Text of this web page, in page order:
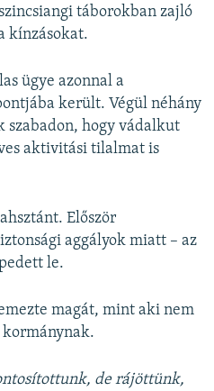
táborokban zajló
kínzásokat.
ügye azonnal a
került. Végül néhány
szabadon, hogy vádalkut
aktivitási tilalmat is
Először
aggályok miatt – az
le.
magát, mint aki nem
de rájöttünk,